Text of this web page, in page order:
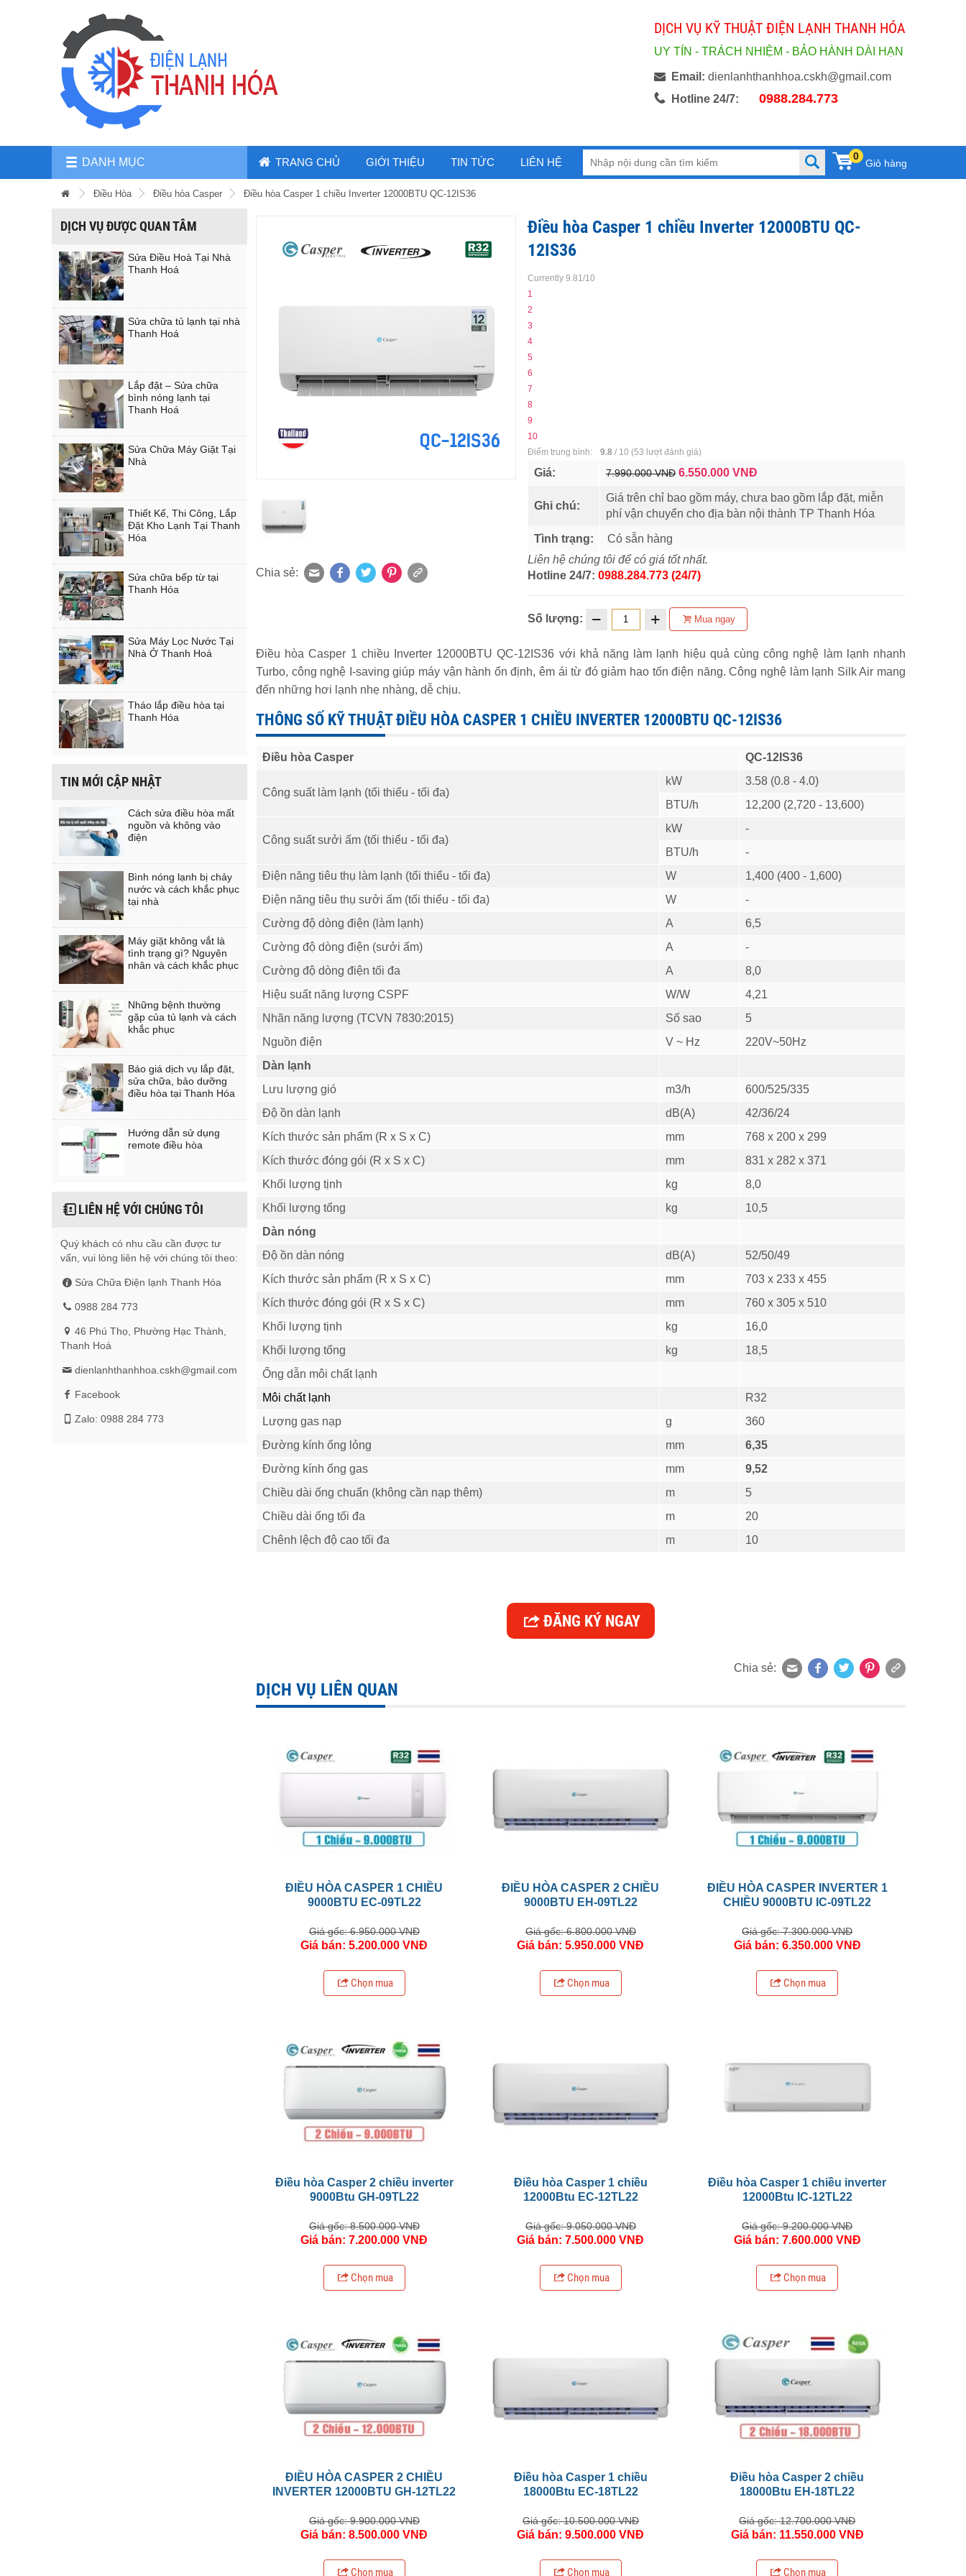
DỊCH VỤ KỸ THUẬT ĐIỆN LẠNH THANH HÓA
UY TÍN - TRÁCH NHIỆM - BẢO HÀNH DÀI HẠN
Email: dienlanhthanhhoa.cskh@gmail.com
Hotline 24/7:
0988.284.773
DANH MỤC TRANG CHỦ GIỚI THIỆU TIN TỨC LIÊN HỆ 0
Giỏ hàng
Điều Hòa Điều hòa Casper Điều hòa Casper 1 chiều Inverter 12000BTU QC-12IS36
DỊCH VỤ ĐƯỢC QUAN TÂM
Sửa Điều Hoà Tại Nhà
Thanh Hoá
Sửa chữa tủ lạnh tại nhà
Thanh Hoá
Lắp đặt – Sửa chữa
bình nóng lạnh tại
Thanh Hoá
Sửa Chữa Máy Giặt Tại
Nhà
Thiết Kế, Thi Công, Lắp
Đặt Kho Lạnh Tại Thanh
Hóa
Sửa chữa bếp từ tại
Thanh Hóa
Sửa Máy Lọc Nước Tại
Nhà Ở Thanh Hoá
Tháo lắp điều hòa tại
Thanh Hóa
TIN MỚI CẬP NHẬT
Cách sửa điều hòa mất
nguồn và không vào
điện
Bình nóng lạnh bị chảy
nước và cách khắc phục
tại nhà
Máy giặt không vắt là
tình trạng gì? Nguyên
nhân và cách khắc phục
Những bệnh thường
gặp của tủ lạnh và cách
khắc phục
Báo giá dịch vụ lắp đặt,
sửa chữa, bảo dưỡng
điều hòa tại Thanh Hóa
Hướng dẫn sử dụng
remote điều hòa
LIÊN HỆ VỚI CHÚNG TÔI
Quý khách có nhu cầu cần được tư
vấn, vui lòng liên hệ với chúng tôi theo:
Sửa Chữa Điện lạnh Thanh Hóa
0988 284 773
46 Phú Thọ, Phường Hạc Thành,
Thanh Hoá
dienlanhthanhhoa.cskh@gmail.com
Facebook
Zalo: 0988 284 773
Chia sẻ:
Điều hòa Casper 1 chiều Inverter 12000BTU QC-
12IS36
Currently 9.81/10
1
2
3
4
5
6
7
8
9
10
Điểm trung bình:
9.8/ 10 (53 lượt đánh giá)
Giá: 7.990.000 VNĐ 6.550.000 VNĐ
Ghi chú:
Giá trên chỉ bao gồm máy, chưa bao gồm lắp đặt, miễn
phí vận chuyển cho địa bàn nội thành TP Thanh Hóa
Tình trạng:
Có sẵn hàng
Liên hệ chúng tôi để có giá tốt nhất.
Hotline 24/7: 0988.284.773 (24/7)
Số lượng: Mua ngay
Điều hòa Casper 1 chiều Inverter 12000BTU QC-12IS36 với khả năng làm lạnh hiệu quả cùng công nghệ làm lạnh nhanh
Turbo, công nghệ I-saving giúp máy vận hành ổn định, êm ái từ đó giảm hao tốn điện năng. Công nghệ làm lạnh Silk Air mang
đến những hơi lạnh nhẹ nhàng, dễ chịu.
THÔNG SỐ KỸ THUẬT ĐIỀU HÒA CASPER 1 CHIỀU INVERTER 12000BTU QC-12IS36
Điều hòa Casper QC-12IS36
Công suất làm lạnh (tối thiểu - tối đa)
kW
3.58 (0.8 - 4.0)
BTU/h
12,200 (2,720 - 13,600)
Công suất sưởi ấm (tối thiểu - tối đa)
kW
-
BTU/h
-
Điện năng tiêu thụ làm lạnh (tối thiểu - tối đa)
W
1,400 (400 - 1,600)
Điện năng tiêu thụ sưởi ấm (tối thiểu - tối đa)
W
-
Cường độ dòng điện (làm lạnh)
A
6,5
Cường độ dòng điện (sưởi ấm)
A
-
Cường độ dòng điện tối đa
A
8,0
Hiệu suất năng lượng CSPF
W/W
4,21
Nhãn năng lượng (TCVN 7830:2015)
Số sao
5
Nguồn điện
V ~ Hz
220V~50Hz
Dàn lạnh
Lưu lượng gió
m3/h
600/525/335
Độ ồn dàn lạnh
dB(A)
42/36/24
Kích thước sản phẩm (R x S x C)
mm
768 x 200 x 299
Kích thước đóng gói (R x S x C)
mm
831 x 282 x 371
Khối lượng tịnh
kg
8,0
Khối lượng tổng
kg
10,5
Dàn nóng
Độ ồn dàn nóng
dB(A)
52/50/49
Kích thước sản phẩm (R x S x C)
mm
703 x 233 x 455
Kích thước đóng gói (R x S x C)
mm
760 x 305 x 510
Khối lượng tịnh
kg
16,0
Khối lượng tổng
kg
18,5
Ống dẫn môi chất lạnh
Môi chất lạnh
R32
Lượng gas nạp
g
360
Đường kính ống lỏng
mm
6,35
Đường kính ống gas
mm
9,52
Chiều dài ống chuẩn (không cần nạp thêm)
m
5
Chiều dài ống tối đa
m
20
Chênh lệch độ cao tối đa
m 10
ĐĂNG KÝ NGAY
Chia sẻ:
DỊCH VỤ LIÊN QUAN
ĐIỀU HÒA CASPER 1 CHIỀU
9000BTU EC-09TL22
Giá gốc: 6.950.000 VNĐ
Giá bán: 5.200.000 VNĐ
Chọn mua
ĐIỀU HÒA CASPER 2 CHIỀU
9000BTU EH-09TL22
Giá gốc: 6.800.000 VNĐ
Giá bán: 5.950.000 VNĐ
Chọn mua
ĐIỀU HÒA CASPER INVERTER 1
CHIỀU 9000BTU IC-09TL22
Giá gốc: 7.300.000 VNĐ
Giá bán: 6.350.000 VNĐ
Chọn mua
Điều hòa Casper 2 chiều inverter
9000Btu GH-09TL22
Giá gốc: 8.500.000 VNĐ
Giá bán: 7.200.000 VNĐ
Chọn mua
Điều hòa Casper 1 chiều
12000Btu EC-12TL22
Giá gốc: 9.050.000 VNĐ
Giá bán: 7.500.000 VNĐ
Chọn mua
Điều hòa Casper 1 chiều inverter
12000Btu IC-12TL22
Giá gốc: 9.200.000 VNĐ
Giá bán: 7.600.000 VNĐ
Chọn mua
ĐIỀU HÒA CASPER 2 CHIỀU
INVERTER 12000BTU GH-12TL22
Giá gốc: 9.900.000 VNĐ
Giá bán: 8.500.000 VNĐ
Chọn mua
Điều hòa Casper 1 chiều
18000Btu EC-18TL22
Giá gốc: 10.500.000 VNĐ
Giá bán: 9.500.000 VNĐ
Chọn mua
Điều hòa Casper 2 chiều
18000Btu EH-18TL22
Giá gốc: 12.700.000 VNĐ
Giá bán: 11.550.000 VNĐ
Chọn mua